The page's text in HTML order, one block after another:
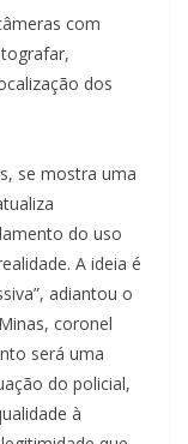
com
dos
se mostra uma
do uso
A ideia é
adiantou o
coronel
será uma
do policial,
à